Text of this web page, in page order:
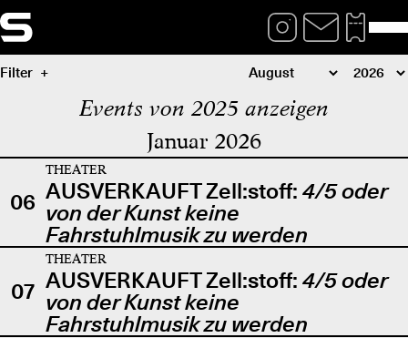
Filter
Events von 2025 anzeigen
Januar 2026
06
THEATER
AUSVERKAUFT Zell:stoff: 4/5 oder
von der Kunst keine
Fahrstuhlmusik zu werden
07
THEATER
AUSVERKAUFT Zell:stoff: 4/5 oder
von der Kunst keine
Fahrstuhlmusik zu werden